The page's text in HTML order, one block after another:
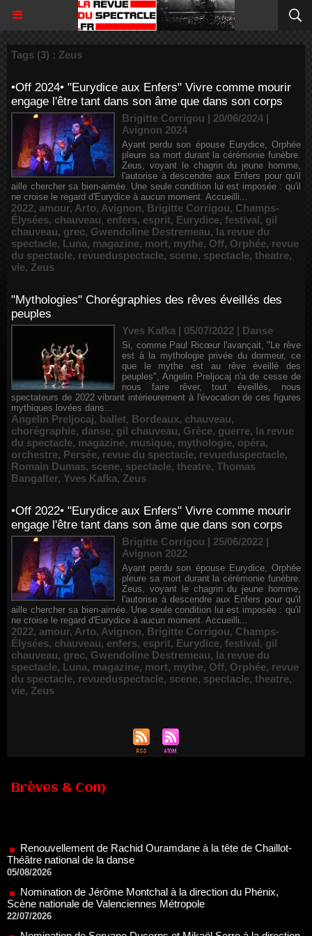
Tags (3) : Zeus
•Off 2024• "Eurydice aux Enfers" Vivre comme mourir
engage l'être tant dans son âme que dans son corps
Brigitte Corrigou | 20/06/2024 |
Avignon 2024
Ayant perdu son épouse Eurydice, Orphée
pleure sa mort durant la cérémonie funèbre.
Zeus, voyant le chagrin du jeune homme,
l'autorise à descendre aux Enfers pour qu'il
aille chercher sa bien-aimée. Une seule condition lui est imposée : qu'il
ne croise le regard d'Eurydice à aucun moment. Accueilli...
2022, amour, Arto, Avignon, Brigitte Corrigou, Champs-
Élysées, chauveau, enfers, esprit, Eurydice, festival, gil
chauveau, grec, Gwendoline Destremeau, la revue du
spectacle, Luna, magazine, mort, mythe, Off, Orphée, revue
du spectacle, revueduspectacle, scene, spectacle, theatre,
vie, Zeus
"Mythologies" Chorégraphies des rêves éveillés des
peuples
Yves Kafka | 05/07/2022 | Danse
Si, comme Paul Ricœur l'avançait, "Le rêve
est à la mythologie privée du dormeur, ce
que le mythe est au rêve éveillé des
peuples", Angelin Preljocaj n'a de cesse de
nous faire rêver, tout éveillés, nous
spectateurs de 2022 vibrant intérieurement à l'évocation de ces figures
mythiques lovées dans...
Angelin Preljocaj, ballet, Bordeaux, chauveau,
chorégraphie, danse, gil chauveau, Grèce, guerre, la revue
du spectacle, magazine, musique, mythologie, opéra,
orchestre, Persée, revue du spectacle, revueduspectacle,
Romain Dumas, scene, spectacle, theatre, Thomas
Bangalter, Yves Kafka, Zeus
•Off 2022• "Eurydice aux Enfers" Vivre comme mourir
engage l'être tant dans son âme que dans son corps
Brigitte Corrigou | 25/06/2022 |
Avignon 2022
Ayant perdu son épouse Eurydice, Orphée
pleure sa mort durant la cérémonie funèbre.
Zeus, voyant le chagrin du jeune homme,
l'autorise à descendre aux Enfers pour qu'il
aille chercher sa bien-aimée. Une seule condition lui est imposée : qu'il
ne croise le regard d'Eurydice à aucun moment. Accueilli...
2022, amour, Arto, Avignon, Brigitte Corrigou, Champs-
Élysées, chauveau, enfers, esprit, Eurydice, festival, gil
chauveau, grec, Gwendoline Destremeau, la revue du
spectacle, Luna, magazine, mort, mythe, Off, Orphée, revue
du spectacle, revueduspectacle, scene, spectacle, theatre,
vie, Zeus
Brèves & Com
05/08/2026
Nomination de Jérôme Montchal à la direction du Phénix,
Scène nationale de Valenciennes Métropole
22/07/2026
Nomination de Servane Ducorps et Mikaël Serre à la direction
de la Comédie de Colmar - Centre Dramatique National Grand
Est Alsace